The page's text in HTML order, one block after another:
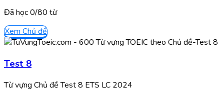
Đã học0/80 từ
Xem Chủ đề
Test 8
Từ vựng Chủ đề Test 8 ETS LC 2024